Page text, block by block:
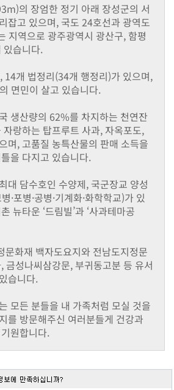
의 장엄한 정기 아래 장성군의 서
잡고 있으며, 국도 24호선과 광역도
지역으로 광주광역시 광산구, 함평
있습니다.
개 법정리(34개 행정리)가 있으며,
면민이 살고 있습니다.
생산량의 62%를 차지하는 천연잔
랑하는 탑프루트 사과, 자옥포도,
며, 고품질 농특산물의 판매 소득을
을 다지고 있습니다.
대 담수호인 수양제, 국군장교 양성
·포병·공병·기계화·화학학교)가 있
뉴타운 ‘드림빌’과 ‘사과테마공
문화재 백자도요지와 전남도지정문
금성나씨삼강문, 부귀동고분 등 유서
습니다.
모든 분들을 내 가족처럼 모실 것을
를 방문해주신 여러분들게 건강과
원합니다.